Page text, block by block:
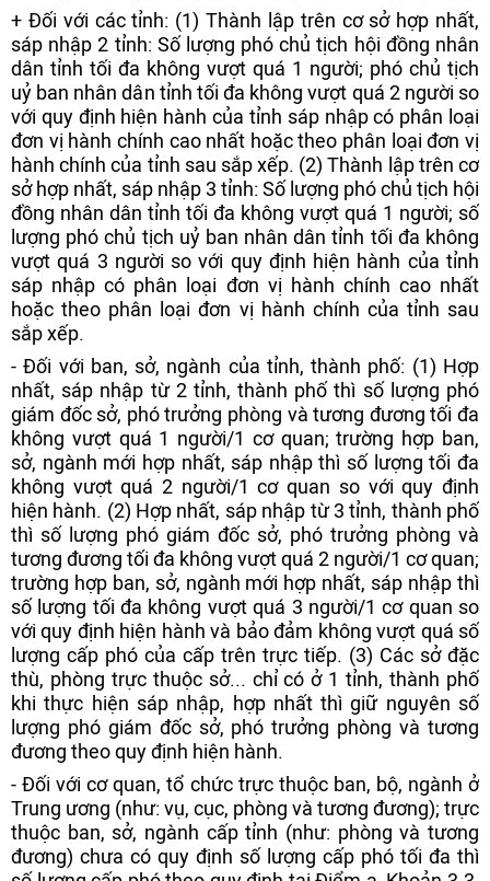
+ Đối với các tỉnh: (1) Thành lập trên cơ sở hợp nhất,
sáp nhập 2 tỉnh: Số lượng phó chủ tịch hội đồng nhân
dân tỉnh tối đa không vượt quá 1 người; phó chủ tịch
uỷ ban nhân dân tỉnh tối đa không vượt quá 2 người so
với quy định hiện hành của tỉnh sáp nhập có phân loại
đơn vị hành chính cao nhất hoặc theo phân loại đơn vị
hành chính của tỉnh sau sắp xếp. (2) Thành lập trên cơ
sở hợp nhất, sáp nhập 3 tỉnh: Số lượng phó chủ tịch hội
đồng nhân dân tỉnh tối đa không vượt quá 1 người; số
lượng phó chủ tịch uỷ ban nhân dân tỉnh tối đa không
vượt quá 3 người so với quy định hiện hành của tỉnh
sáp nhập có phân loại đơn vị hành chính cao nhất
hoặc theo phân loại đơn vị hành chính của tỉnh sau
sắp xếp.
- Đối với ban, sở, ngành của tỉnh, thành phố: (1) Hợp
nhất, sáp nhập từ 2 tỉnh, thành phố thì số lượng phó
giám đốc sở, phó trưởng phòng và tương đương tối đa
không vượt quá 1 người/1 cơ quan; trường hợp ban,
sở, ngành mới hợp nhất, sáp nhập thì số lượng tối đa
không vượt quá 2 người/1 cơ quan so với quy định
hiện hành. (2) Hợp nhất, sáp nhập từ 3 tỉnh, thành phố
thì số lượng phó giám đốc sở, phó trưởng phòng và
tương đương tối đa không vượt quá 2 người/1 cơ quan;
trường hợp ban, sở, ngành mới hợp nhất, sáp nhập thì
số lượng tối đa không vượt quá 3 người/1 cơ quan so
với quy định hiện hành và bảo đảm không vượt quá số
lượng cấp phó của cấp trên trực tiếp. (3) Các sở đặc
thù, phòng trực thuộc sở... chỉ có ở 1 tỉnh, thành phố
khi thực hiện sáp nhập, hợp nhất thì giữ nguyên số
lượng phó giám đốc sở, phó trưởng phòng và tương
đương theo quy định hiện hành.
- Đối với cơ quan, tổ chức trực thuộc ban, bộ, ngành ở
Trung ương (như: vụ, cục, phòng và tương đương); trực
thuộc ban, sở, ngành cấp tỉnh (như: phòng và tương
đương) chưa có quy định số lượng cấp phó tối đa thì